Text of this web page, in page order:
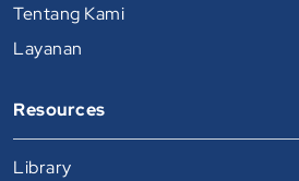
Tentang Kami
Layanan
Resources
Library